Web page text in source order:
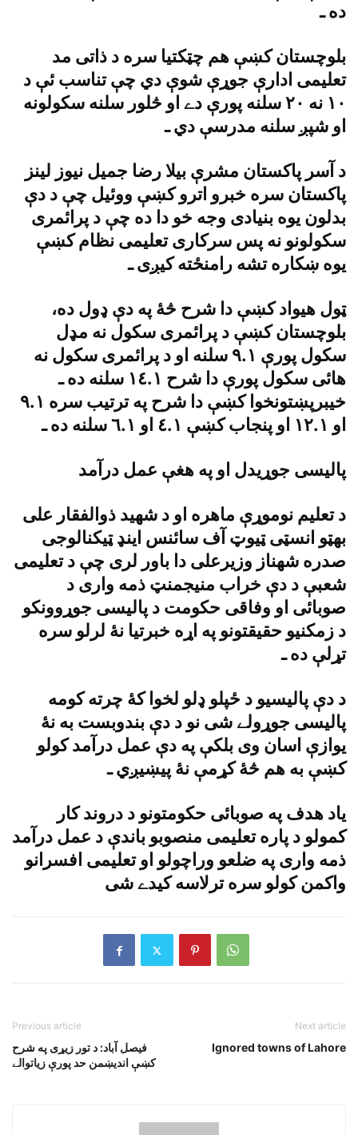
ده ـ
بلوچستان کښې هم چټکتيا سره د ذاتى مد
تعليمى ادارې جوړې شوې دي چې تناسب ئې د
١٠ نه ٢٠ سلنه پورې دے او څلور سلنه سکولونه
او شپږ سلنه مدرسې دي ـ
د آسر پاکستان مشرې بيلا رضا جميل نيوز لينز
پاکستان سره خبرو اترو کښې ووئيل چې د دې
بدلون يوه بنيادى وجه خو دا ده چې د پرائمرى
سکولونو نه پس سرکارى تعليمى نظام کښې
يوه ښکاره تشه رامنځته کيږى ـ
ټول هيواد کښې دا شرح څۀ په دې ډول ده،
بلوچستان کښې د پرائمرى سکول نه مډل
سکول پورې ٩.١ سلنه او د پرائمرى سکول نه
هائى سکول پورې دا شرح ١٤.١ سلنه ده ـ
خيبرپښتونخوا کښې دا شرح په ترتيب سره ٩.١
او ١٢.١ او پنجاب کښې ٤.١ او ٦.١ سلنه ده ـ
پاليسى جوړيدل او په هغې عمل درآمد
د تعليم نوموړې ماهره او د شهيد ذوالفقار على
بهټو انسټى ټيوټ آف سائنس اينډ ټيکنالوجى
صدره شهناز وزيرعلى دا باور لرى چې د تعليمى
شعبې د دې خراب منيجمنټ ذمه وارى د
صوبائى او وفاقى حکومت د پاليسى جوړوونکو
د زمکنيو حقيقتونو په اړه خبرتيا نۀ لرلو سره
تړلې ده ـ
د دې پاليسيو د ځپلو ډلو لخوا کۀ چرته کومه
پاليسى جوړولے شى نو د دې بندوبست به نۀ
يوازې اسان وى بلکې په دې عمل درآمد کولو
کښې به هم څۀ کړمې نۀ پيښيږي ـ
ياد هدف په صوبائى حکومتونو د دروند کار
کمولو د پاره تعليمى منصوبو باندې د عمل درآمد
ذمه وارى په ضلعو وراچولو او تعليمى افسرانو
واکمن کولو سره ترلاسه کيدے شى
Previous article
فيصل آباد: د تور زيړى په شرح
کښې انديښمن حد پورې زياتوالے
Next article
Ignored towns of Lahore